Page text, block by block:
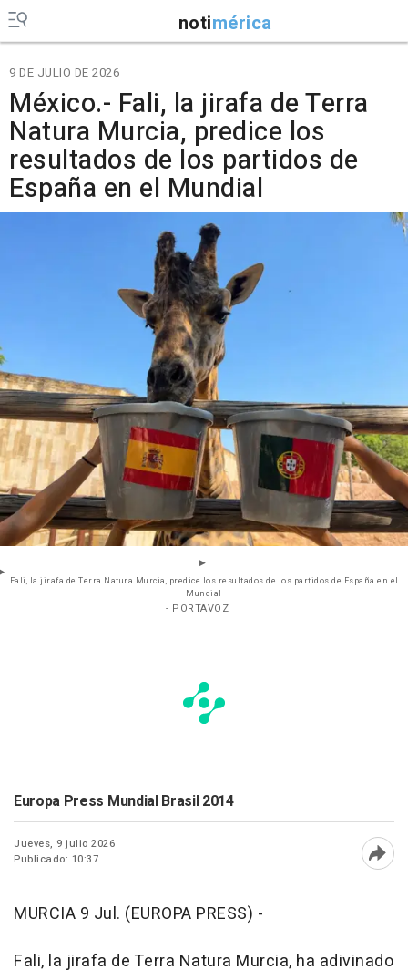
notimérica
9 DE JULIO DE 2026
México.- Fali, la jirafa de Terra
Natura Murcia, predice los
resultados de los partidos de
España en el Mundial
Fali, la jirafa de Terra Natura Murcia, predice los resultados de los partidos de España en el
Mundial
- PORTAVOZ
Europa Press Mundial Brasil 2014
Jueves, 9 julio 2026
Publicado: 10:37
MURCIA 9 Jul. (EUROPA PRESS) -
Fali, la jirafa de Terra Natura Murcia, ha adivinado